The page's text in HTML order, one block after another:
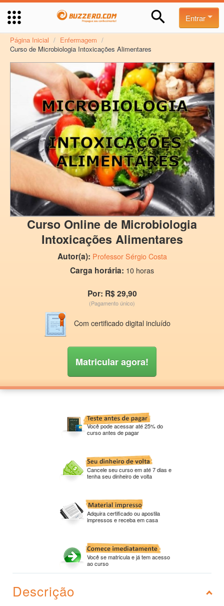
Entrar
Página Inicial / Enfermagem /
Curso de Microbiologia Intoxicações Alimentares
Curso Online de Microbiologia
Intoxicações Alimentares
Autor(a): Professor Sérgio Costa
Carga horária: 10 horas
Por: R$ 29,90
(Pagamento único)
Com certificado digital incluído
Matricular agora!
Você pode acessar até 25% do
curso antes de pagar
Cancele seu curso em até 7 dias e
tenha seu dinheiro de volta
Adquira certificado ou apostila
impressos e receba em casa
Você se matricula e já tem acesso
ao curso
Descrição